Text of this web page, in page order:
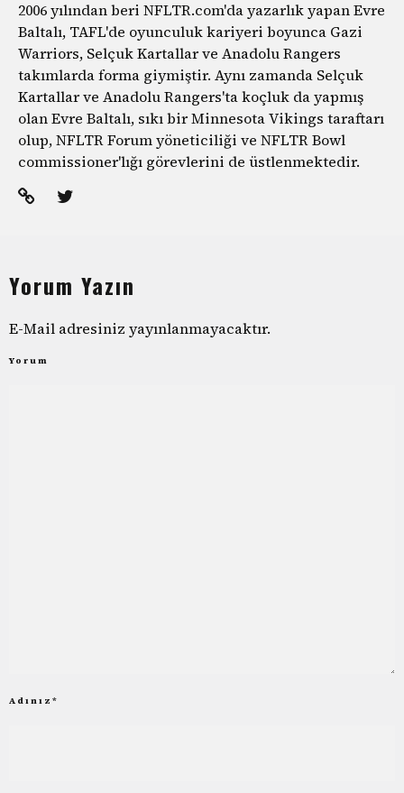
2006 yılından beri NFLTR.com'da yazarlık yapan Evre
Baltalı, TAFL'de oyunculuk kariyeri boyunca Gazi
Warriors, Selçuk Kartallar ve Anadolu Rangers
takımlarda forma giymiştir. Aynı zamanda Selçuk
Kartallar ve Anadolu Rangers'ta koçluk da yapmış
olan Evre Baltalı, sıkı bir Minnesota Vikings taraftarı
olup, NFLTR Forum yöneticiliği ve NFLTR Bowl
commissioner'lığı görevlerini de üstlenmektedir.
Yorum Yazın
E-Mail adresiniz yayınlanmayacaktır.
Yorum
Adınız *